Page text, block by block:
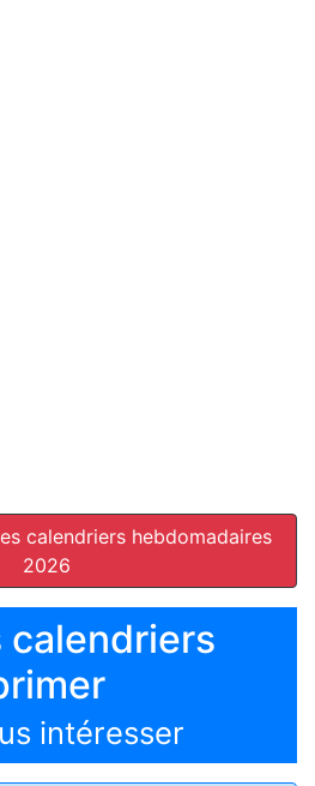
calendriers hebdomadaires
2026
calendriers
intéresser